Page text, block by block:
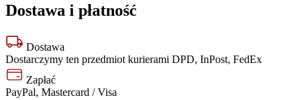
Dostawa i płatność
Dostawa
Dostarczymy ten przedmiot kurierami DPD, InPost, FedEx
Zapłać
PayPal, Mastercard / Visa